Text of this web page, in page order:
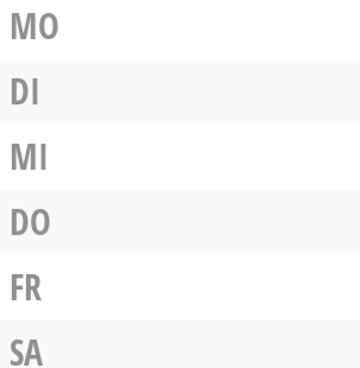
MO
DI
MI
DO
FR
SA